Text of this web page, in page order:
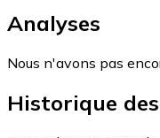
Analyses
Nous n'avons pas
Historique